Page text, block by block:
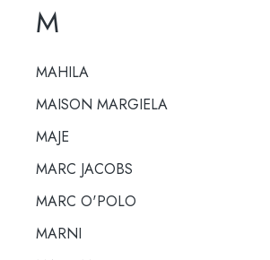
M
MAHILA
MAISON MARGIELA
MAJE
MARC JACOBS
MARC O'POLO
MARNI